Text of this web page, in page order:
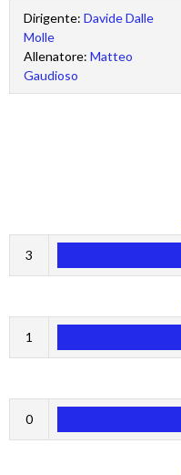
Dirigente: Davide Dalle
Molle
Allenatore: Matteo
Gaudioso
3
1
0